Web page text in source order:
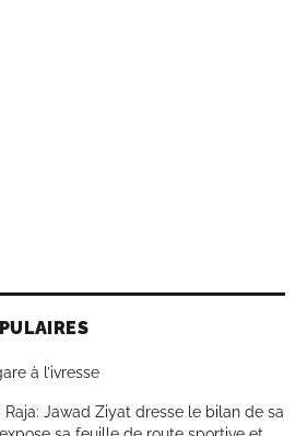
à l’ivresse
Raja: Jawad Ziyat dresse le bilan de sa